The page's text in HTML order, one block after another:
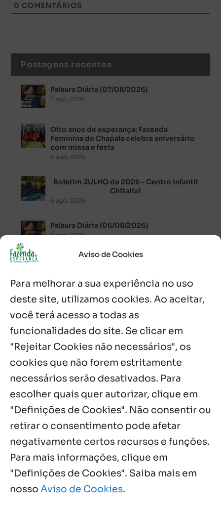
Aviso de Cookies
Para melhorar a sua experiência no uso
deste site, utilizamos cookies. Ao aceitar,
você terá acesso a todas as
funcionalidades do site. Se clicar em
"Rejeitar Cookies não necessários", os
cookies que não forem estritamente
necessários serão desativados. Para
escolher quais quer autorizar, clique em
"Definições de Cookies". Não consentir ou
retirar o consentimento pode afetar
negativamente certos recursos e funções.
Para mais informações, clique em
"Definições de Cookies". Saiba mais em
nosso Aviso de Cookies.
0 COMENTÁRIOS
Postagens recentes
Palavra Diária (07/08/2026)
7 ago, 2026
Oito anos de esperança: Fazenda
Feminina de Chapala celebra aniversário
com missa e festa
6 ago, 2026
Boletim JULHO de 2026 – Centro Infantil
Chitaitai
6 ago, 2026
Palavra Diária (06/08/2026)
6 ago, 2026
de Guadalajara
Fazenda Dom Mário comemora 5 anos
com testemunhos e missa em São
Cristóvão
5 ago, 2026
Notícias por Categoria
Próximos Eventos
Agosto, 2026